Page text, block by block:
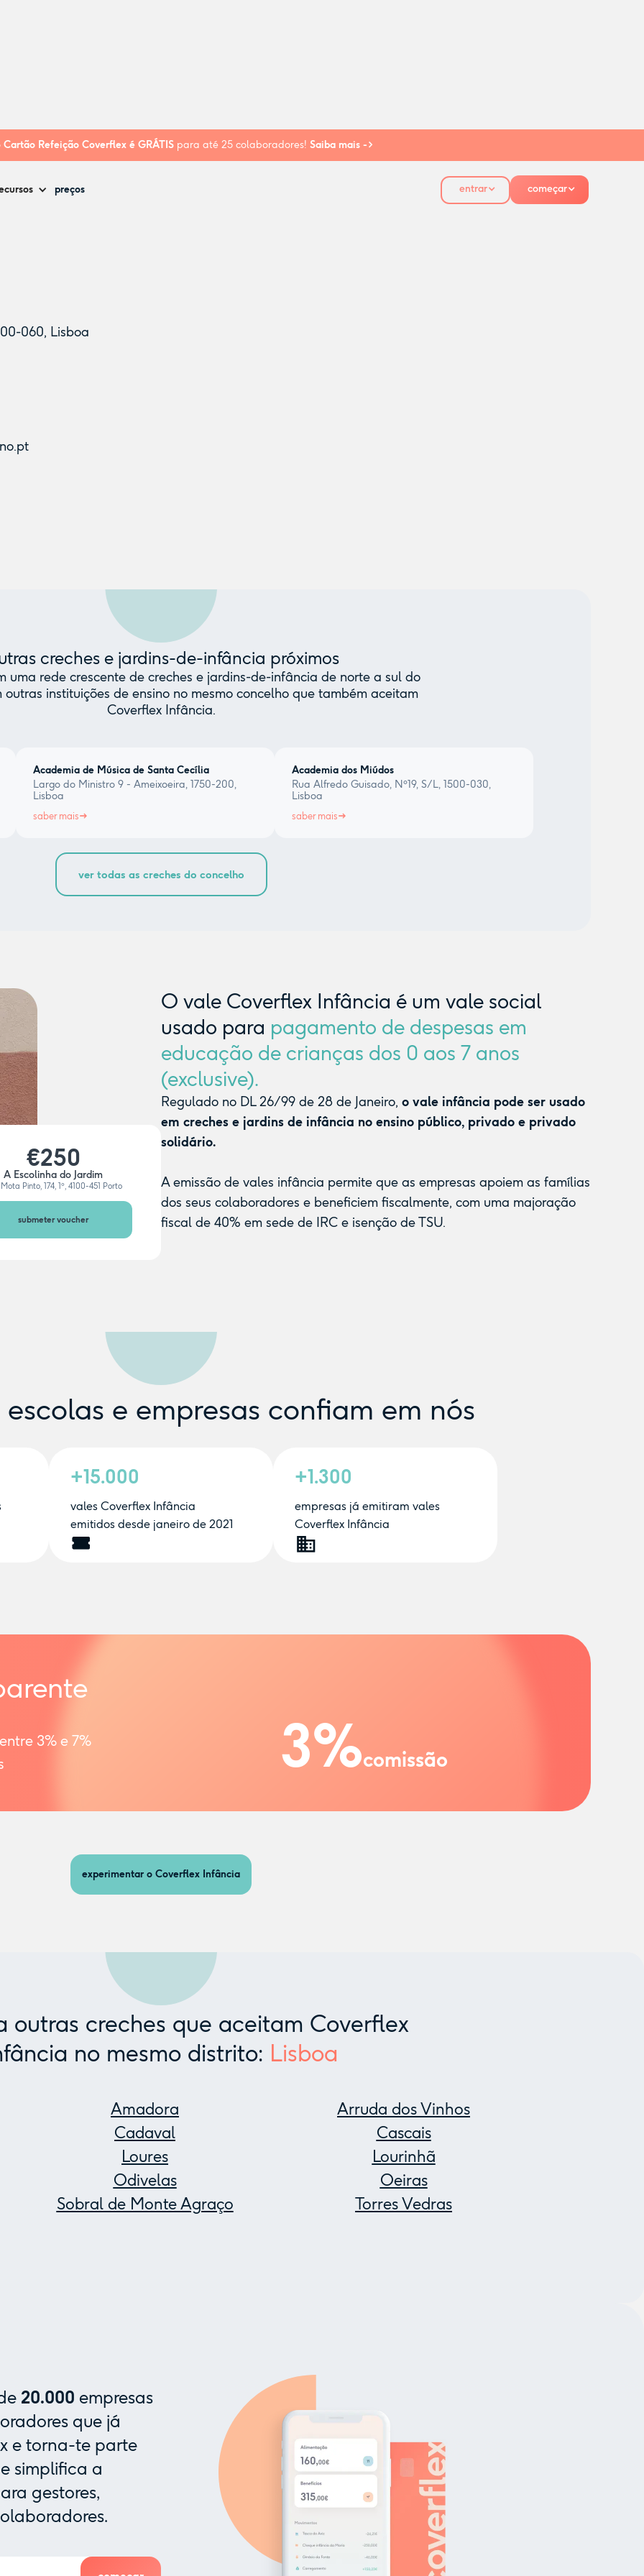
Cartão Refeição Coverflex é GRÁTIS para até 25 colaboradores! Saiba mais ->
preços entrar começar
060, Lisboa
creches e jardins-de-infância próximos
uma rede crescente de creches e jardins-de-infância de norte a sul do
outras instituições de ensino no mesmo concelho que também aceitam
Coverflex Infância.
Academia de Música de Santa Cecília
Largo do Ministro 9 - Ameixoeira, 1750-200,
Lisboa
saber mais
Academia dos Miúdos
Rua Alfredo Guisado, Nº19, S/L, 1500-030,
Lisboa
saber mais
ver todas as creches do concelho
€250
A Escolinha do Jardim
Pinto, 174, 1º, 4100-451 Porto
submeter voucher
O vale Coverflex Infância é um vale social
usado para pagamento de despesas em
educação de crianças dos 0 aos 7 anos
(exclusive).
Regulado no DL 26/99 de 28 de Janeiro, o vale infância pode ser usado
em creches e jardins de infância no ensino público, privado e privado
solidário.
A emissão de vales infância permite que as empresas apoiem as famílias
dos seus colaboradores e beneficiem fiscalmente, com uma majoração
fiscal de 40% em sede de IRC e isenção de TSU.
e empresas confiam em nós
+15.000
vales Coverflex Infância
emitidos desde janeiro de 2021
+1.300
empresas já emitiram vales
Coverflex Infância
3% e 7%
3%comissão
experimentar o Coverflex Infância
outras creches que aceitam Coverflex
no mesmo distrito: Lisboa
Amadora
Arruda dos Vinhos
Cadaval
Cascais
Loures
Lourinhã
Odivelas
Oeiras
Sobral de Monte Agraço
Torres Vedras
20.000 empresas
que já
e torna-te parte
simplifica a
gestores,